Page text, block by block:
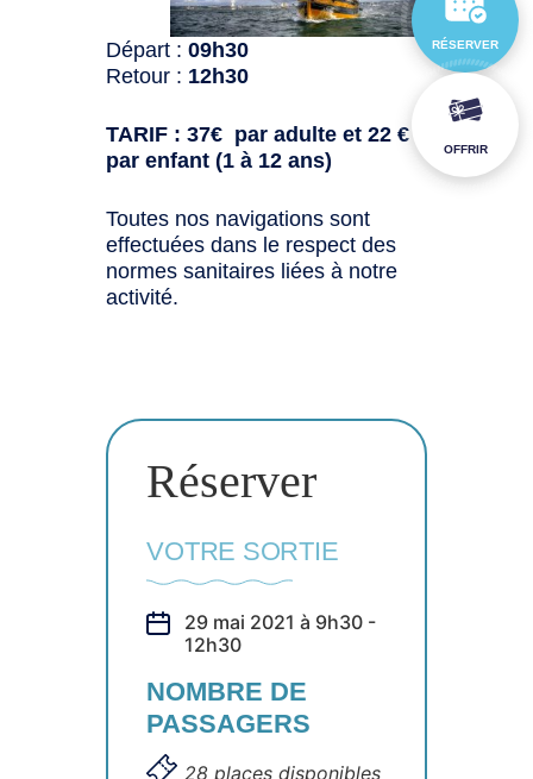
Départ :09h30
Retour : 12h30
TARIF : 37€ par adulte et 22 €
par enfant (1 à 12 ans)
Toutes nos navigations sont
effectuées dans le respect des
normes sanitaires liées à notre
activité.
Réserver
VOTRE SORTIE
29 mai 2021 à 9h30 -
12h30
NOMBRE DE
PASSAGERS
28 places disponibles
RÉSERVER
OFFRIR